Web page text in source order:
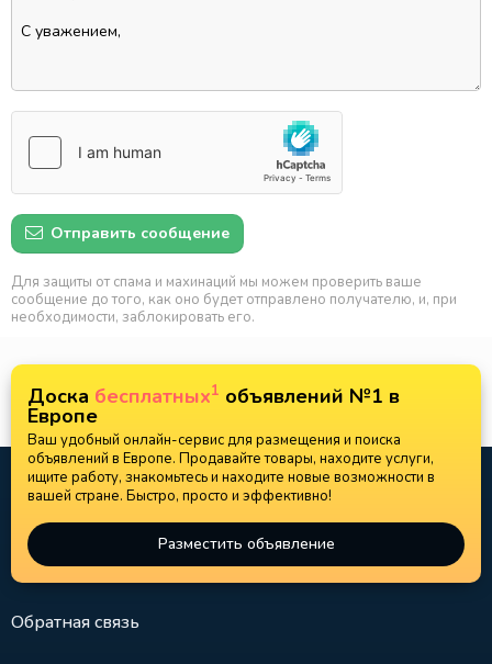
Отправить сообщение
Для защиты от спама и махинаций мы можем проверить ваше
сообщение до того, как оно будет отправлено получателю, и, при
необходимости, заблокировать его.
Доска бесплатных1 объявлений №1 в
Европе
Ваш удобный онлайн-сервис для размещения и поиска
объявлений в Европе. Продавайте товары, находите услуги,
ищите работу, знакомьтесь и находите новые возможности в
вашей стране. Быстро, просто и эффективно!
Разместить объявление
Обратная связь